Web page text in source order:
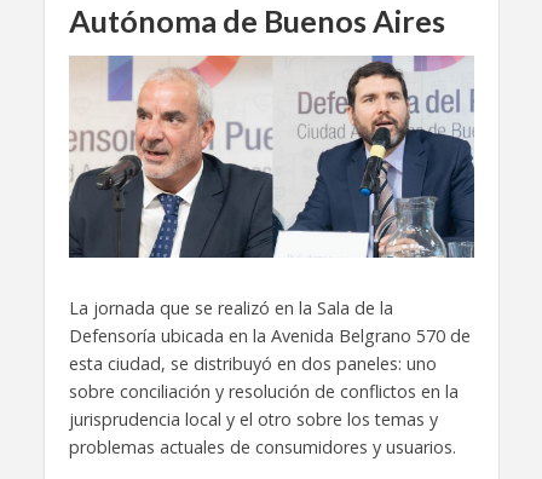
Autónoma de Buenos Aires
La jornada que se realizó en la Sala de la
Defensoría ubicada en la Avenida Belgrano 570 de
esta ciudad, se distribuyó en dos paneles: uno
sobre conciliación y resolución de conflictos en la
jurisprudencia local y el otro sobre los temas y
problemas actuales de consumidores y usuarios.